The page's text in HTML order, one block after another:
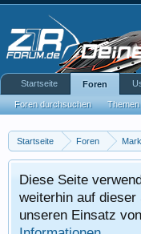
Startseite Foren
Diese Seite
weiterhin auf
unseren Einsatz
Startseite Foren
Foren durchsuchen Themen